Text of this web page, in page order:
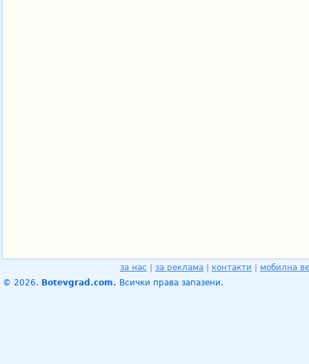
за нас за реклама контакти
мобилна
© 2026. Botevgrad.com. Всички права запазени.